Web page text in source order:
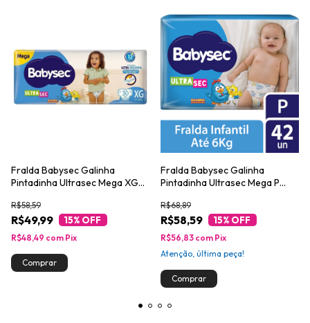
Fralda Babysec Galinha
Pintadinha Ultrasec Mega XG
R$49,99
R$58,59
15% OFF
R$48,49 com Pix
Fralda Babysec Galinha
Pintadinha Ultrasec Mega P
R$58,59
R$68,89
15% OFF
R$56,83 com Pix
Atenção, última peça!